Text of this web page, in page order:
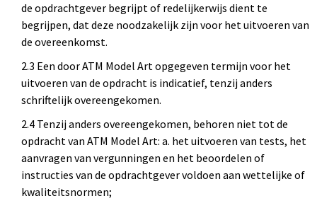
de opdrachtgever begrijpt of redelijkerwijs dient te
begrijpen, dat deze noodzakelijk zijn voor het uitvoeren van
de overeenkomst.
2.3 Een door ATM Model Art opgegeven termijn voor het
uitvoeren van de opdracht is indicatief, tenzij anders
schriftelijk overeengekomen.
2.4 Tenzij anders overeengekomen, behoren niet tot de
opdracht van ATM Model Art: a. het uitvoeren van tests, het
aanvragen van vergunningen en het beoordelen of
instructies van de opdrachtgever voldoen aan wettelijke of
kwaliteitsnormen;